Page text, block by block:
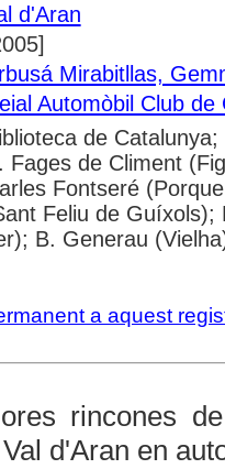
d'Aran
Mirabitllas,
Automòbil Club de
de
Fages de Climent
Fontseré
Feliu de Guíxols);
B. Generau
a aquest
rincones
d'Aran en